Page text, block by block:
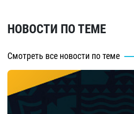
НОВОСТИ ПО ТЕМЕ
Смотреть все новости по теме